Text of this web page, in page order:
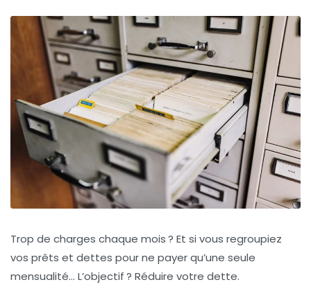
Trop de charges chaque mois ? Et si vous regroupiez
vos prêts et dettes pour ne payer qu’une seule
mensualité… L’objectif ? Réduire votre dette.